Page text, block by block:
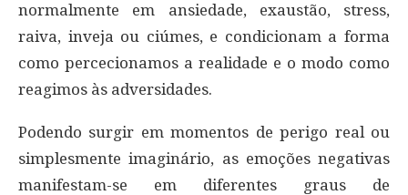
normalmente em ansiedade, exaustão, stress,
raiva, inveja ou ciúmes, e condicionam a forma
como percecionamos a realidade e o modo como
reagimos às adversidades.
Podendo surgir em momentos de perigo real ou
simplesmente imaginário, as emoções negativas
manifestam-se em diferentes graus de